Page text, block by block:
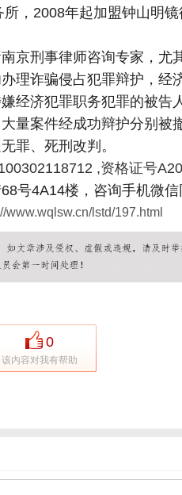
，2008年起加盟钟山明
南京刑事律师咨询专家，尤
理诈骗侵占犯罪辩护，经
经济犯罪职务犯罪的被告
量案件经成功辩护分别被
罪、死刑改判。
,资格证号
号4A14楼，咨询手机微
www.wqlsw.cn/lstd/197.html
0
该内容对我有帮助